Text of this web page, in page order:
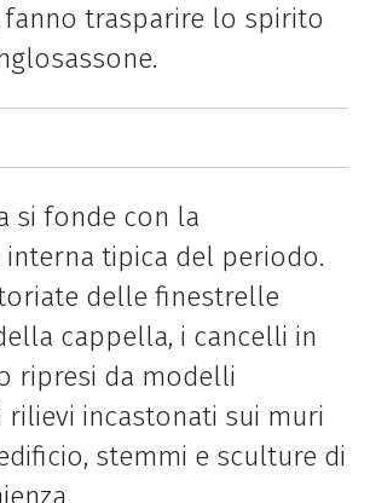
fanno trasparire lo spirito
si fonde con la
interna tipica del periodo.
delle finestrelle
cappella, i cancelli in
ripresi da modelli
rilievi incastonati sui muri
stemmi e sculture di